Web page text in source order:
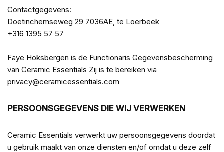
Contactgegevens:
Doetinchemseweg 29 7036AE, te Loerbeek
+316 1395 57 57
Faye Hoksbergen is de Functionaris Gegevensbescherming
van Ceramic Essentials Zij is te bereiken via
privacy@ceramicessentials.com
PERSOONSGEGEVENS DIE WIJ VERWERKEN
Ceramic Essentials verwerkt uw persoonsgegevens doordat
u gebruik maakt van onze diensten en/of omdat u deze zelf